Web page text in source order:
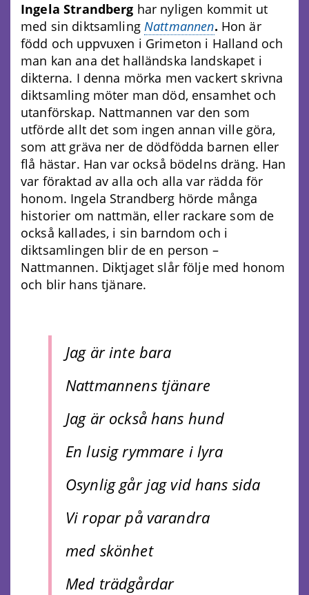
Ingela Strandberg har nyligen kommit ut
med sin diktsamling Nattmannen. Hon är
född och uppvuxen i Grimeton i Halland och
man kan ana det halländska landskapet i
dikterna. I denna mörka men vackert skrivna
diktsamling möter man död, ensamhet och
utanförskap. Nattmannen var den som
utförde allt det som ingen annan ville göra,
som att gräva ner de dödfödda barnen eller
flå hästar. Han var också bödelns dräng. Han
var föraktad av alla och alla var rädda för
honom. Ingela Strandberg hörde många
historier om nattmän, eller rackare som de
också kallades, i sin barndom och i
diktsamlingen blir de en person –
Nattmannen. Diktjaget slår följe med honom
och blir hans tjänare.
Jag är inte bara
Nattmannens tjänare
Jag är också hans hund
En lusig rymmare i lyra
Osynlig går jag vid hans sida
Vi ropar på varandra
med skönhet
Med trädgårdar